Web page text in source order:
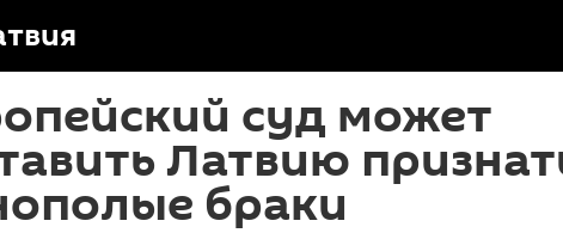
суд может
Латвию
браки